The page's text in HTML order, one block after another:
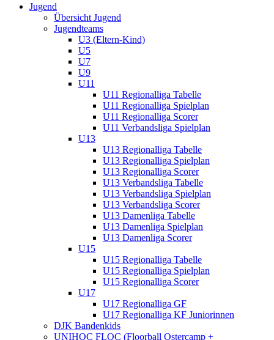
Jugend
Übersicht Jugend
Jugendteams
U3 (Eltern-Kind)
U5
U7
U9
U11
U11 Regionalliga Tabelle
U11 Regionalliga Spielplan
U11 Regionalliga Scorer
U11 Verbandsliga Spielplan
U13
U13 Regionalliga Tabelle
U13 Regionalliga Spielplan
U13 Regionalliga Scorer
U13 Verbandsliga Tabelle
U13 Verbandsliga Spielplan
U13 Verbandsliga Scorer
U13 Damenliga Tabelle
U13 Damenliga Spielplan
U13 Damenliga Scorer
U15
U15 Regionalliga Tabelle
U15 Regionalliga Spielplan
U15 Regionalliga Scorer
U17
U17 Regionalliga GF
U17 Regionalliga KF Juniorinnen
DJK Bandenkids
UNIHOC FLOC (Floorball Ostercamp +